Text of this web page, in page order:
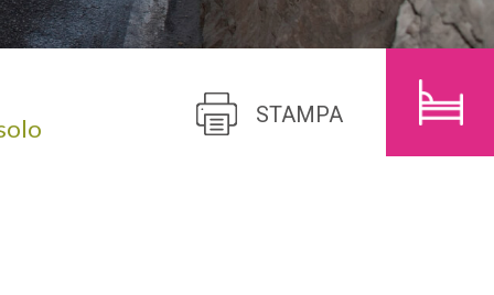
BAMBINI
CERCA
STAMPA